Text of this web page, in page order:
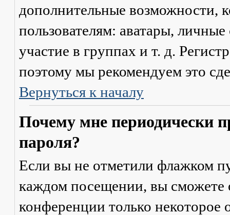
дополнительные возможности,
пользователям: аватары,
участие в группах и т. д.
поэтому мы рекомендуем это
Вернуться к началу
Почему мне периодически
пароля?
Если вы не отметили флажком
каждом посещении, вы сможете
конференции только некоторое